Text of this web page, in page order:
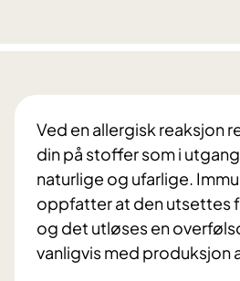
Ved en allergisk reaksjon
din på stoffer som i
naturlige og ufarlige.
oppfatter at den utsettes
og det utløses en
vanligvis med produksjon